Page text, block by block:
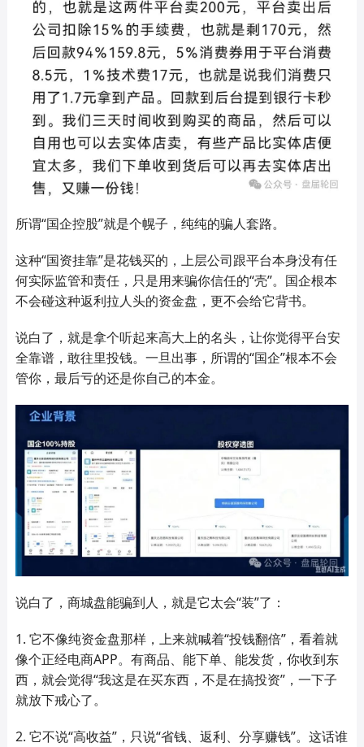
所谓“国企控股”就是个幌子，纯纯的骗人套路。
这种“国资挂靠”是花钱买的，上层公司跟平台本身没有任
何实际监管和责任，只是用来骗你信任的“壳”。国企根本
不会碰这种返利拉人头的资金盘，更不会给它背书。
说白了，就是拿个听起来高大上的名头，让你觉得平台安
全靠谱，敢往里投钱。一旦出事，所谓的“国企”根本不会
管你，最后亏的还是你自己的本金。
说白了，商城盘能骗到人，就是它太会“装”了：
1. 它不像纯资金盘那样，上来就喊着“投钱翻倍”，看着就
像个正经电商APP。有商品、能下单、能发货，你收到东
西，就会觉得“我这是在买东西，不是在搞投资”，一下子
就放下戒心了。
2. 它不说“高收益”，只说“省钱、返利、分享赚钱”。这话谁